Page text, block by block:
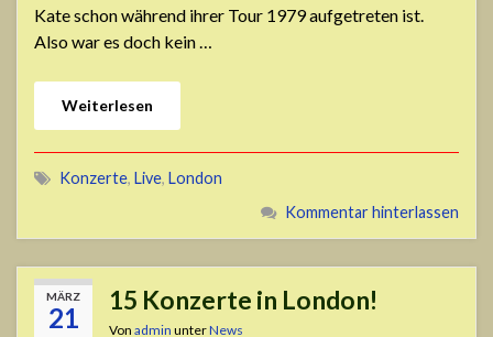
Kate schon während ihrer Tour 1979 aufgetreten ist.
Also war es doch kein …
Weiterlesen
Konzerte, Live, London
Kommentar hinterlassen
MÄRZ
21
15 Konzerte in London!
Von admin unterNews